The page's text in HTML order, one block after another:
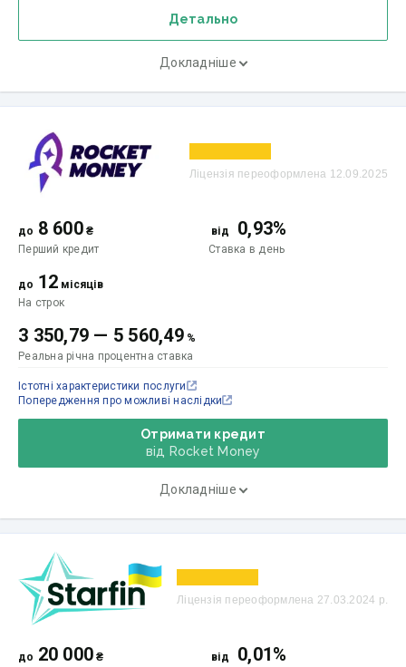
Детально
Докладніше
Ліцензія переоформлена 12.09.2025
до 8 600 ₴
Перший кредит
від 0,93%
Ставка в день
до 12 місяців
На строк
3 350,79 — 5 560,49 %
Реальна річна процентна ставка
Отримати кредит
від Rocket Money
Докладніше
Істотні характеристики послуги
Попередження про можливі наслідки
Ліцензія переоформлена 27.03.2024 р.
до 20 000 ₴
від 0,01%